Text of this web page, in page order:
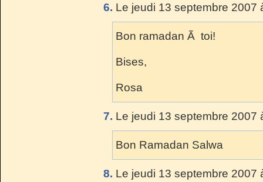
6. Le jeudi 13 septembre 2007
Bon ramadan Ã toi!
Bises,
Rosa
7. Le jeudi 13 septembre 2007
Bon Ramadan Salwa
8. Le jeudi 13 septembre 2007